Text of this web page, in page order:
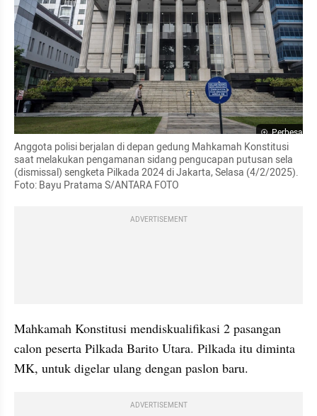
Perbesar
Anggota polisi berjalan di depan gedung Mahkamah Konstitusi
saat melakukan pengamanan sidang pengucapan putusan sela
(dismissal) sengketa Pilkada 2024 di Jakarta, Selasa (4/2/2025).
Foto: Bayu Pratama S/ANTARA FOTO
ADVERTISEMENT
Mahkamah Konstitusi mendiskualifikasi 2 pasangan
calon peserta Pilkada Barito Utara. Pilkada itu diminta
MK, untuk digelar ulang dengan paslon baru.
ADVERTISEMENT